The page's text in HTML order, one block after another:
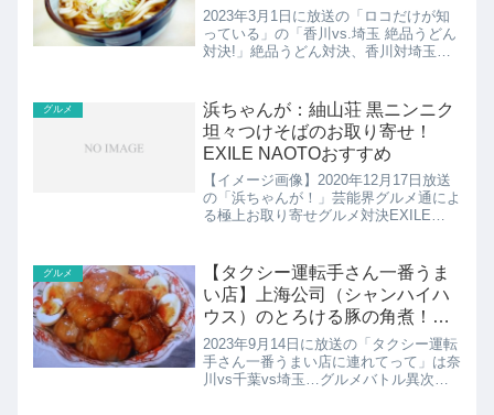
2023年3月1日に放送の「ロコだけが知
っている」の「香川vs.埼玉 絶品うどん
対決!」絶品うどん対決、香川対埼玉。
ん王国・香川をリサーチするのは、香川
ロコの松本明子と...
グルメ
浜ちゃんが：紬山荘 黒ニンニク
坦々つけそばのお取り寄せ！
EXILE NAOTOおすすめ
【イメージ画像】2020年12月17日放送
の「浜ちゃんが！」芸能界グルメ通によ
る極上お取り寄せグルメ対決EXILE
せの紹介！
グルメ
【タクシー運転手さん一番うま
い店】上海公司（シャンハイハ
ウス）のとろける豚の角煮！東
京都町田市：タクうま
2023年9月14日に放送の「タクシー運転
手さん一番うまい店に連れてって」は奈
川vs千葉vs埼玉…グルメバトル異次元